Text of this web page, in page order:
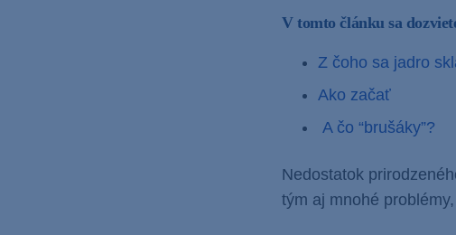
V tomto článku sa
Z čoho sa jadro
Ako začať
A čo “brušáky”?
Nedostatok
tým aj mnohé